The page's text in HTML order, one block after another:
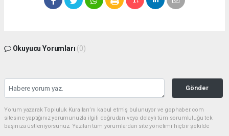
Okuyucu Yorumları (0)
Gönder
Yorum yazarak Topluluk Kuralları’nı kabul etmiş bulunuyor ve gophaber.com
sitesine yaptığınız yorumunuzla ilgili doğrudan veya dolaylı tüm sorumluluğu tek
başınıza üstleniyorsunuz. Yazılan tüm yorumlardan site yönetimi hiçbir şekilde